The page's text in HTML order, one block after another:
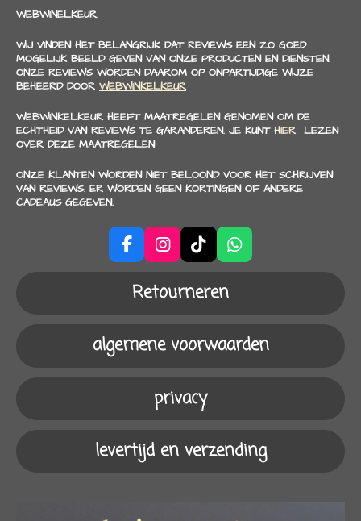
WEBWINELKEUR.
WIJ VINDEN HET BELANGRIJK DAT REVIEWS EEN ZO GOED
MOGELIJK BEELD GEVEN VAN ONZE PRODUCTEN EN DIENSTEN.
ONZE REVIEWS WORDEN DAAROM OP ONPARTIJDIGE WIJZE
BEHEERD DOOR WEBWINKELKEUR
WEBWINKELKEUR HEEFT MAATREGELEN GENOMEN OM DE
ECHTHEID VAN REVIEWS TE GARANDEREN. JE KUNT HIER LEZEN
OVER DEZE MAATREGELEN
ONZE KLANTEN WORDEN NIET BELOOND VOOR HET SCHRIJVEN
VAN REVIEWS. ER WORDEN GEEN KORTINGEN OF ANDERE
CADEAUS GEGEVEN.
F
a
b
o
k
I
n
s
t
a
r
a
m
T
i
k
T
o
W
h
s
p
p
Retourneren
algemene voorwaarden
privacy
levertijd en verzending